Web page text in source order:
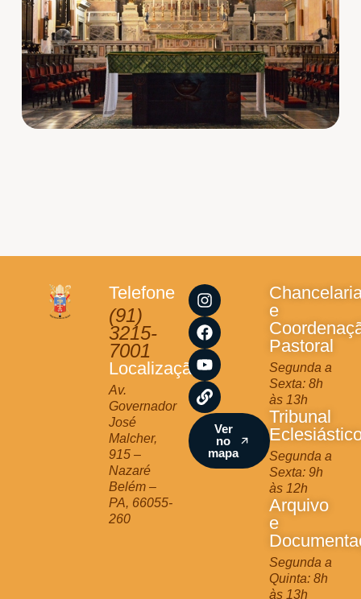
Telefone
(91)
3215-
7001
Localização
Av.
Governador
José
Malcher,
915 –
Nazaré
Belém –
PA, 66055-
260
I
n
s
t
a
g
r
a
m
F
a
c
e
b
o
o
k
Y
o
u
t
u
b
e
L
i
n
k
Ver
no
mapa
e
Pastoral
Segunda a
Sexta: 8h
às 13h
Tribunal
Segunda a
Sexta: 9h
às 12h
Arquivo
e
Segunda a
Quinta: 8h
às 13h